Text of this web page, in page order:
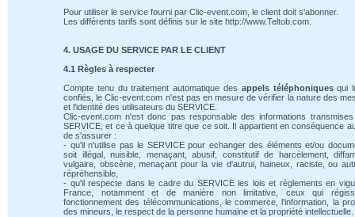
Pour utiliser le service fourni par Clic-event.com, le client doit s'abonner.
Les différents tarifs sont définis sur le site http://www.Teltob.com.
4. USAGE DU SERVICE PAR LE CLIENT
4.1 Règles à respecter
Compte tenu du traitement automatique des appels téléphoniquesqui
confiés, le Clic-event.com n'est pas en mesure de vérifier la nature des
et l'identité des utilisateurs du SERVICE.
Clic-event.com n'est donc pas responsable des informations
SERVICE, et ce à quelque titre que ce soit. Il appartient en conséquence
de s'assurer :
- qu'il n'utilise pas le SERVICE pour echanger des éléments et/ou
soit illégal, nuisible, menaçant, abusif, constitutif de harcèlement,
vulgaire, obscène, menaçant pour la vie d'autrui, haineux, raciste, ou
répréhensible,
- qu'il respecte dans le cadre du SERVICE les lois et règlements en
France, notamment et de manière non limitative, ceux qui
fonctionnement des télécommunications, le commerce, l'information, la
des mineurs, le respect de la personne humaine et la propriété intellectuelle.